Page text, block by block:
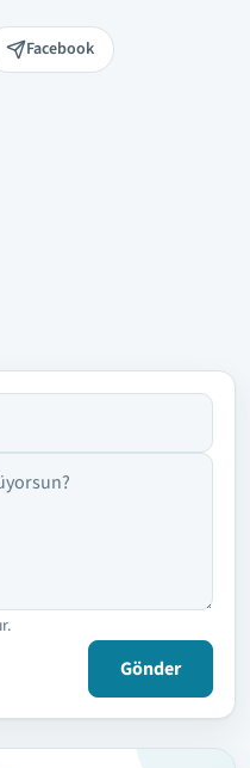
Facebook
Gönder